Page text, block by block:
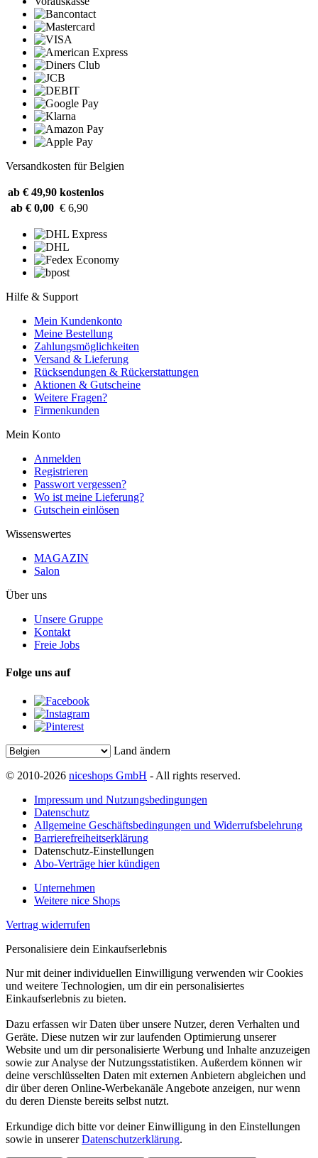
Versandkosten für Belgien
ab € 49,90 kostenlos
ab € 0,00 € 6,90
Hilfe & Support
Mein Kundenkonto
Meine Bestellung
Zahlungsmöglichkeiten
Versand & Lieferung
Rücksendungen & Rückerstattungen
Aktionen & Gutscheine
Weitere Fragen?
Firmenkunden
Mein Konto
Anmelden
Registrieren
Passwort vergessen?
Wo ist meine Lieferung?
Gutschein einlösen
Wissenswertes
MAGAZIN
Salon
Über uns
Unsere Gruppe
Kontakt
Freie Jobs
Folge uns auf
Land ändern
© 2010-2026 niceshops GmbH - All rights reserved.
Impressum und Nutzungsbedingungen
Datenschutz
Allgemeine Geschäftsbedingungen und Widerrufsbelehrung
Barrierefreiheitserklärung
Datenschutz-Einstellungen
Abo-Verträge hier kündigen
Unternehmen
Weitere nice Shops
Vertrag widerrufen
Personalisiere dein Einkaufserlebnis
Nur mit deiner individuellen Einwilligung verwenden wir Cookies
und weitere Technologien, um dir ein personalisiertes
Einkaufserlebnis zu bieten.
Dazu erfassen wir Daten über unsere Nutzer, deren Verhalten und
Geräte. Diese nutzen wir zur laufenden Optimierung unserer
Website und um dir personalisierte Werbung und Inhalte anzuzeigen
sowie zur Analyse der Nutzungsstatistiken. Außerdem können wir
deine verschlüsselten Daten mit externen Anbietern abgleichen und
dir über deren Online-Werbekanäle Angebote anzeigen, nur wenn
du deren Dienste bereits selbst nutzt.
Erkundige dich bitte vor deiner Einwilligung in den Einstellungen
sowie in unsererDatenschutzerklärung.